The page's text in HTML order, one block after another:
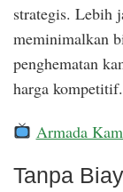
strategis. Lebih
meminimalkan
penghematan
harga kompetitif.
Armada
Tanpa